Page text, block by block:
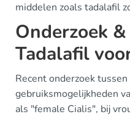
middelen zoals tadalafil
Onderzoek
Tadalafil
Recent onderzoek
gebruiksmogelijkheden
als "female Cialis", bij